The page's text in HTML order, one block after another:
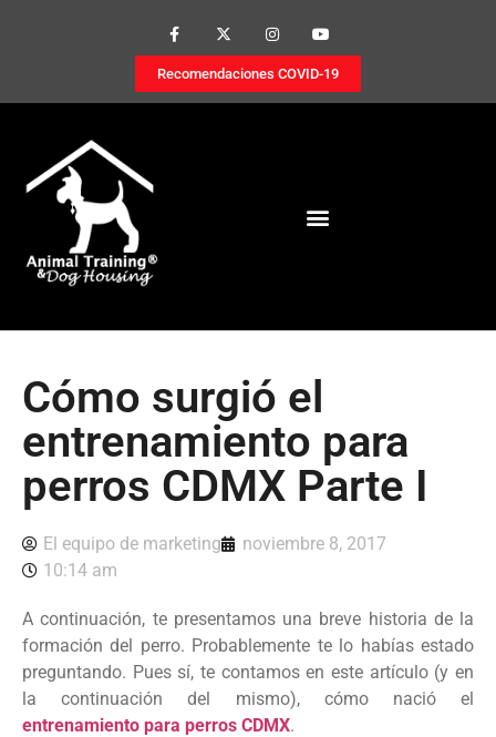
Recomendaciones COVID-19
Cómo surgió el
entrenamiento para
perros CDMX Parte I
El equipo de marketing
noviembre 8, 2017
10:14 am
A continuación, te presentamos una breve historia de la
formación del perro. Probablemente te lo habías estado
preguntando. Pues sí, te contamos en este artículo (y en
la continuación del mismo), cómo nació el
entrenamiento para perros CDMX.